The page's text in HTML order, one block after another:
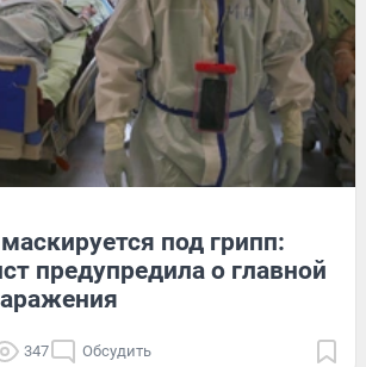
под грипп:
предупредила о главной
347 Обсудить